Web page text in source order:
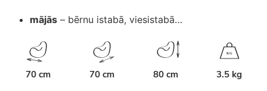
mājās – bērnu istabā, viesistabā…
70 cm 70 cm 80 cm
KG
3.5 kg